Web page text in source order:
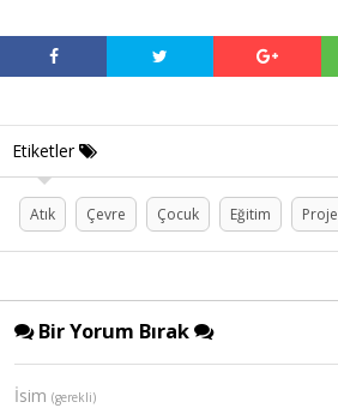
Etiketler
Atık Çevre Çocuk Eğitim Proje
Bir Yorum Bırak
İsim (gerekli)